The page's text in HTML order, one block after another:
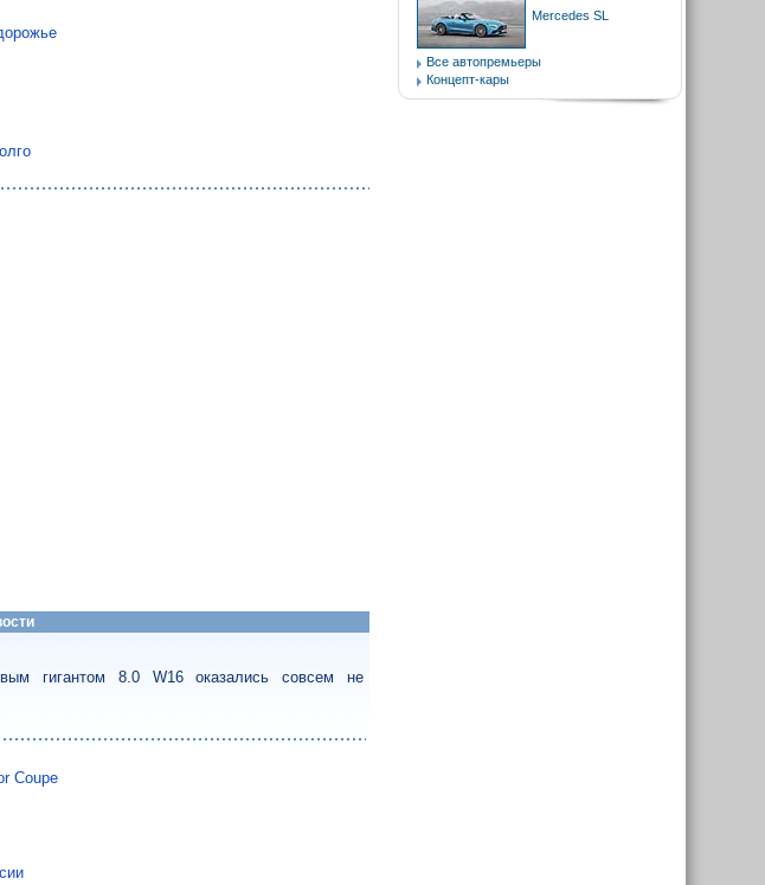
гигантом 8.0 W16 оказались совсем не
Coupe
Mercedes SL
Все автопремьеры
Концепт-кары